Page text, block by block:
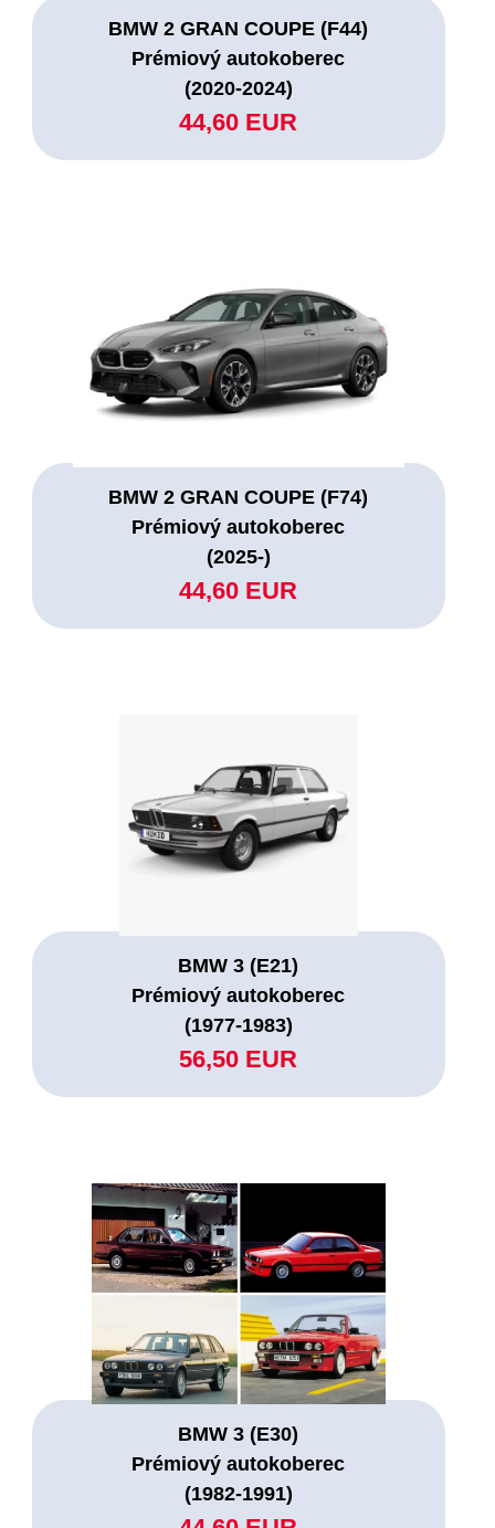
BMW 2 GRAN COUPE (F44)
Prémiový autokoberec
(2020-2024)
44,60 EUR
BMW 2 GRAN COUPE (F74)
Prémiový autokoberec
(2025-)
44,60 EUR
BMW 3 (E21)
Prémiový autokoberec
(1977-1983)
56,50 EUR
BMW 3 (E30)
Prémiový autokoberec
(1982-1991)